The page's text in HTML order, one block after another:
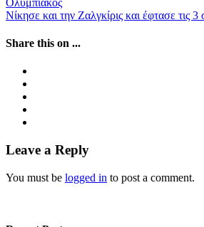
Νίκησε και την Ζαλγκίρις και έφτασε τις 3
Share this on ...
Leave a Reply
You must be logged in to post a comment.